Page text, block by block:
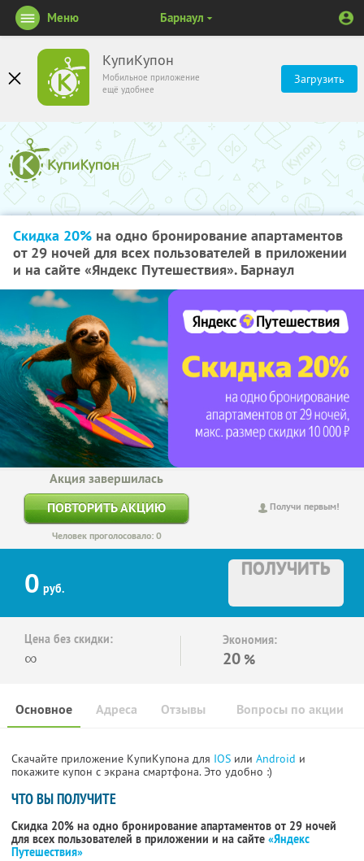
КупиКупон
Мобильное приложение
ещё удобнее
Загрузить
Меню Барнаул
Скидка 20% на одно бронирование апартаментов
от 29 ночей для всех пользователей в приложении
и на сайте «Яндекс Путешествия». Барнаул
Получи первым!
Акция завершилась
ПОВТОРИТЬ АКЦИЮ
Человек проголосовало: 0
0 руб.
ПОЛУЧИТЬ
Цена без скидки:
∞
Экономия:
20 %
Основное Отзывы Вопросы по акции
Адреса
Скачайте приложение КупиКупона для IOS или Android и
покажите купон с экрана смартфона. Это удобно :)
ЧТО ВЫ ПОЛУЧИТЕ
Скидка 20% на одно бронирование апартаментов от 29 ночей
для всех пользователей в приложении и на сайте «Яндекс
Путешествия»